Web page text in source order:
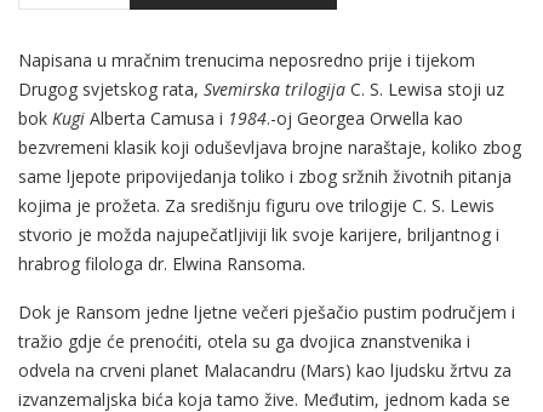
Napisana u mračnim trenucima neposredno prije i tijekom
Drugog svjetskog rata, Svemirska trilogija C. S. Lewisa stoji uz
bok Kugi Alberta Camusa i 1984.-oj Georgea Orwella kao
bezvremeni klasik koji oduševljava brojne naraštaje, koliko zbog
same ljepote pripovijedanja toliko i zbog sržnih životnih pitanja
kojima je prožeta. Za središnju figuru ove trilogije C. S. Lewis
stvorio je možda najupečatljiviji lik svoje karijere, briljantnog i
hrabrog filologa dr. Elwina Ransoma.
Dok je Ransom jedne ljetne večeri pješačio pustim područjem i
tražio gdje će prenoćiti, otela su ga dvojica znanstvenika i
odvela na crveni planet Malacandru (Mars) kao ljudsku žrtvu za
izvanzemaljska bića koja tamo žive. Međutim, jednom kada se